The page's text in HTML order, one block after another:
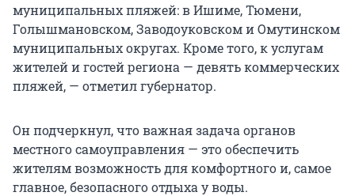
муниципальных пляжей: в Ишиме, Тюмени,
Голышмановском, Заводоуковском и Омутинском
муниципальных округах. Кроме того, к услугам
жителей и гостей региона — девять коммерческих
пляжей, — отметил губернатор.
Он подчеркнул, что важная задача органов
местного самоуправления — это обеспечить
жителям возможность для комфортного и, самое
главное, безопасного отдыха у воды.